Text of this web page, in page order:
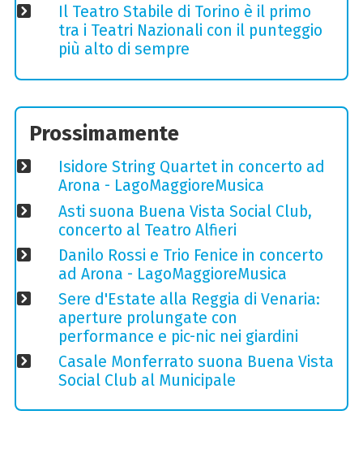
Il Teatro Stabile di Torino è il primo
tra i Teatri Nazionali con il punteggio
più alto di sempre
Prossimamente
Isidore String Quartet in concerto ad
Arona - LagoMaggioreMusica
Asti suona Buena Vista Social Club,
concerto al Teatro Alfieri
Danilo Rossi e Trio Fenice in concerto
ad Arona - LagoMaggioreMusica
Sere d'Estate alla Reggia di Venaria:
aperture prolungate con
performance e pic-nic nei giardini
Casale Monferrato suona Buena Vista
Social Club al Municipale